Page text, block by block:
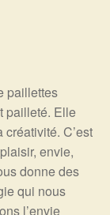
paillettes
pailleté. Elle
C’est
envie,
donne des
qui nous
l’envie